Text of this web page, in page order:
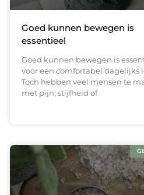
Goed kunnen bewegen is
essentieel
Goed kunnen bewegen is
voor een comfortabel dagelijks
Toch hebben veel mensen te
met pijn, stijfheid of